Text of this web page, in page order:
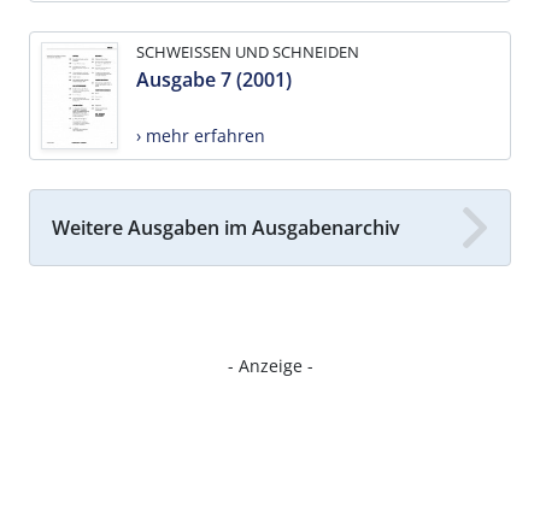
SCHWEISSEN UND SCHNEIDEN
Ausgabe 7 (2001)
› mehr erfahren
Weitere Ausgaben im Ausgabenarchiv
- Anzeige -